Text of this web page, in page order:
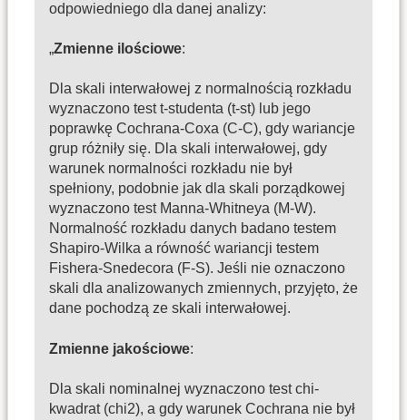
odpowiedniego dla danej analizy:
„Zmienne ilościowe:
Dla skali interwałowej z normalnością rozkładu
wyznaczono test t-studenta (t-st) lub jego
poprawkę Cochrana-Coxa (C-C), gdy wariancje
grup różniły się. Dla skali interwałowej, gdy
warunek normalności rozkładu nie był
spełniony, podobnie jak dla skali porządkowej
wyznaczono test Manna-Whitneya (M-W).
Normalność rozkładu danych badano testem
Shapiro-Wilka a równość wariancji testem
Fishera-Snedecora (F-S). Jeśli nie oznaczono
skali dla analizowanych zmiennych, przyjęto, że
dane pochodzą ze skali interwałowej.
Zmienne jakościowe:
Dla skali nominalnej wyznaczono test chi-
kwadrat (chi2), a gdy warunek Cochrana nie był